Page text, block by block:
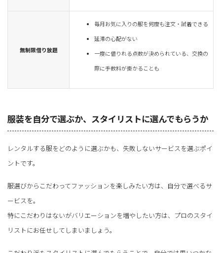
無制限借り放題
毎月お気に入りの服を何度も注文・試着できる
延滞の心配がない
一度に借りれる点数が決められている、交換の
際に手数料が掛かることも
服装を自分で選ぶか、スタイリストに選んでもらうか
レンタルする服をどのように選ぶかも、失敗しないサービスを選ぶポイ
ントです。
服選びからこだわってファッションを楽しみたい方は、自分で選べるサ
ービスを。
特にこだわりはないがバリエーションを増やしたい方は、プロのスタイ
リストにお任せしてしまいましょう。